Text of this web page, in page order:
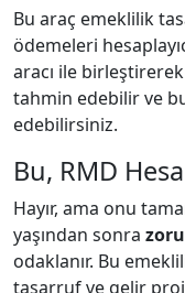
Bu araç emeklilik
ödemeleri
aracı ile
tahmin edebilir ve
edebilirsiniz.
Bu, RMD
Hayır, ama onu
yaşından sonra
odaklanır. Bu
tasarruf ve gelir